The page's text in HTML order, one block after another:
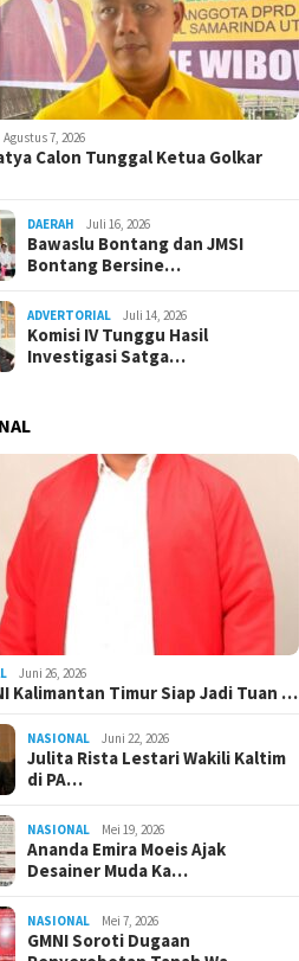
Agustus 7, 2026
Calon Tunggal Ketua Golkar
DAERAH Juli 16, 2026
Bawaslu Bontang dan JMSI
Bontang Bersine…
ADVERTORIAL Juli 14, 2026
Komisi IV Tunggu Hasil
Investigasi Satga…
Juni 26, 2026
Kalimantan Timur Siap Jadi Tuan …
NASIONAL Juni 22, 2026
Julita Rista Lestari Wakili Kaltim
di PA…
NASIONAL Mei 19, 2026
Ananda Emira Moeis Ajak
Desainer Muda Ka…
NASIONAL Mei 7, 2026
GMNI Soroti Dugaan